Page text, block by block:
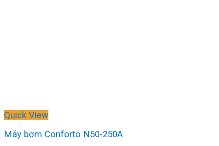
Quick View
Máy bơm Conforto N50-250A